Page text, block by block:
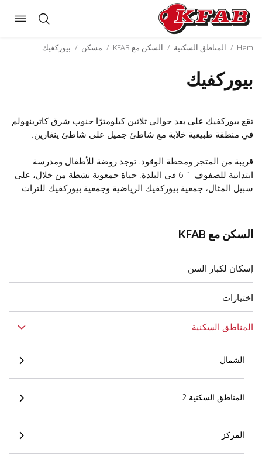
Skip
content
Hem
/ المناطق السكنية / السكن مع KFAB / مسكن / بيوركفيك
السكن مع KFAB
إسكان لكبار السن
اختيارات
المناطق السكنية
الشمال
المناطق السكنية 2
المركز
بيوركفيك
تقع بيوركفيك على بعد حوالي ثلاثين كيلومترًا جنوب شرق كاترينهولم
في منطقة طبيعية خلابة مع شاطئ جميل على شاطئ ينغارين.
قريبة من المتجر ومحطة الوقود. توجد روضة للأطفال ومدرسة
ابتدائية للصفوف 1-6 في البلدة. حياة جمعوية نشطة من خلال، على
سبيل المثال، جمعية بيوركفيك الرياضية وجمعية بيوركفيك للتراث.